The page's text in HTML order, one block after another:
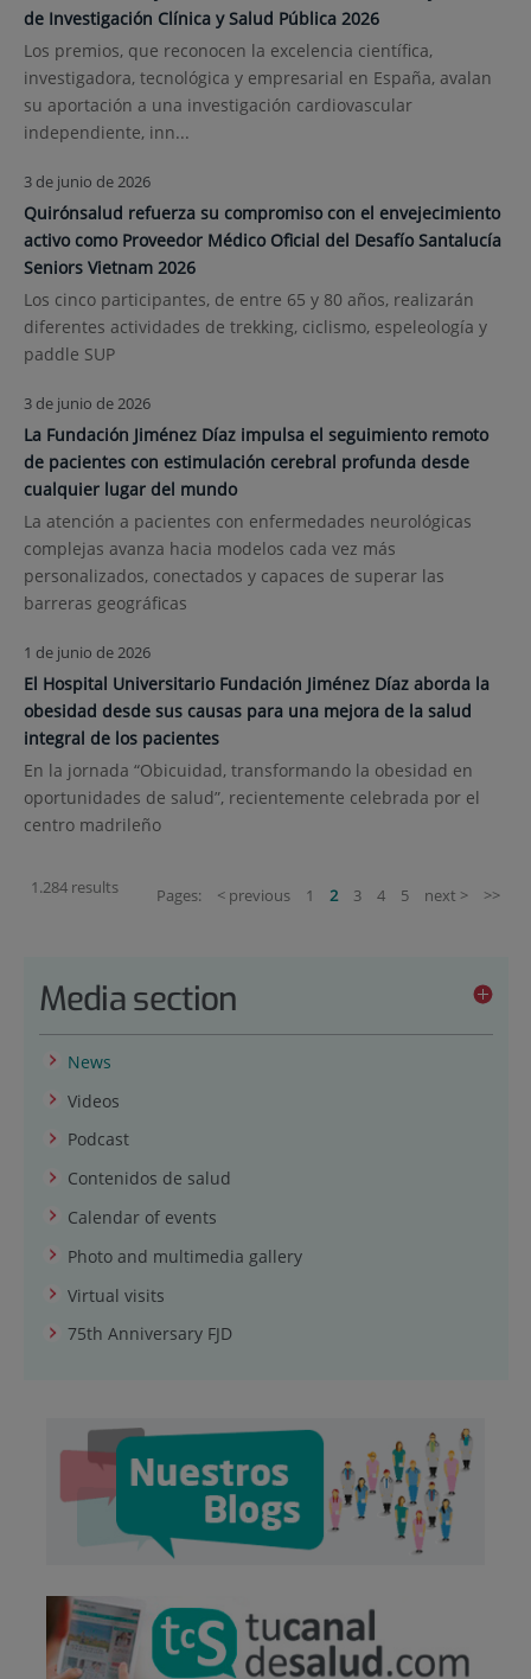
de Investigación Clínica y Salud Pública 2026
Los premios, que reconocen la excelencia científica,
investigadora, tecnológica y empresarial en España, avalan
su aportación a una investigación cardiovascular
independiente, inn...
3 de junio de 2026
Quirónsalud refuerza su compromiso con el envejecimiento
activo como Proveedor Médico Oficial del Desafío Santalucía
Seniors Vietnam 2026
Los cinco participantes, de entre 65 y 80 años, realizarán
diferentes actividades de trekking, ciclismo, espeleología y
paddle SUP
3 de junio de 2026
La Fundación Jiménez Díaz impulsa el seguimiento remoto
de pacientes con estimulación cerebral profunda desde
cualquier lugar del mundo
La atención a pacientes con enfermedades neurológicas
complejas avanza hacia modelos cada vez más
personalizados, conectados y capaces de superar las
barreras geográficas
1 de junio de 2026
El Hospital Universitario Fundación Jiménez Díaz aborda la
obesidad desde sus causas para una mejora de la salud
integral de los pacientes
En la jornada “Obicuidad, transformando la obesidad en
oportunidades de salud”, recientemente celebrada por el
centro madrileño
1.284 results Pages: < previous 1 2 3 4 5 next > >>
Media section
News
Videos
Podcast
Contenidos de salud
Calendar of events
Photo and multimedia gallery
Virtual visits
75th Anniversary FJD